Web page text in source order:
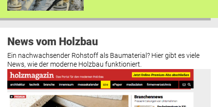
News vom Holzbau
Ein nachwachsender Rohstoff als Baumaterial? Hier gibt es viele
News, wie der moderne Holzbau funktioniert.